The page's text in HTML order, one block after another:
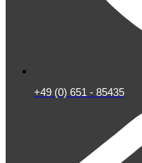
+49 (0) 651 - 85435